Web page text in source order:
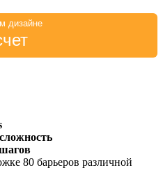
дизайне
80 барьеров различной